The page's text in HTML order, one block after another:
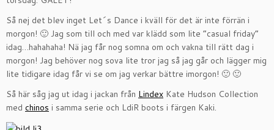
Så nej det blev inget Let´s Dance i kväll för det är inte förrän i
morgon! 🙂 Jag som till och med var klädd som lite ”casual friday”
idag…hahahaha! Nä jag får nog somna om och vakna till rätt dag i
morgon! Jag behöver nog sova lite tror jag så jag går och lägger mig
lite tidigare idag får vi se om jag verkar bättre imorgon! 🙂 🙂
Så här såg jag ut idag i jackan från Lindex Kate Hudson Collection
med chinos i samma serie och LdiR boots i färgen Kaki.